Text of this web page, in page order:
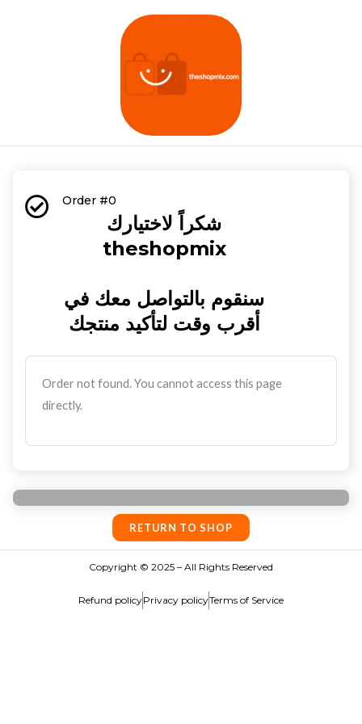
Order #0
شكراً لاختيارك
theshopmix
سنقوم بالتواصل معك في
أقرب وقت لتأكيد منتجك
Order not found. You cannot access this page
directly.
RETURN TO SHOP
Copyright © 2025 – All Rights Reserved
Refund policyPrivacy policyTerms of Service